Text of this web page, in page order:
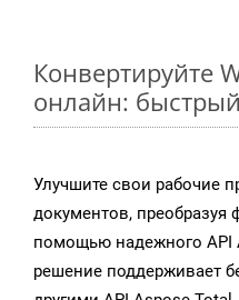
Конвертируйте
онлайн:
Улучшите свои рабочие
документов, преобразуя
помощью надежного API
решение поддерживает